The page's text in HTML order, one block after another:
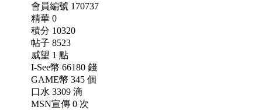
會員編號 170737
精華 0
積分 10320
帖子 8523
威望 1 點
I-See幣 66180 錢
GAME幣 345 個
口水 3309 滴
MSN宣傳 0 次